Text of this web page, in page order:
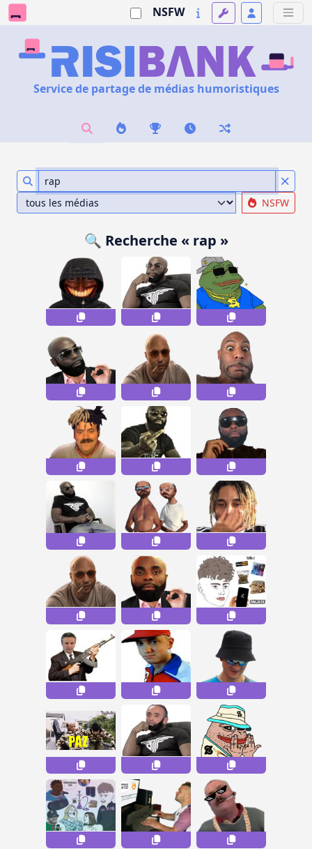
NSFW
Service de partage de médias humoristiques
NSFW
🔍 Recherche « rap »